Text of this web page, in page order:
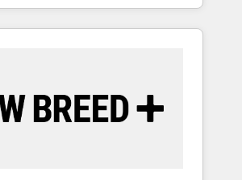
ード受賞・HUGリーダー ✓
るご相談、現状整理の壁打ちな
からお気軽にお問い合わせくださ
(AI & Software) and Point
(Paid Media), making this the
technical development team. -
certified trainers to drive